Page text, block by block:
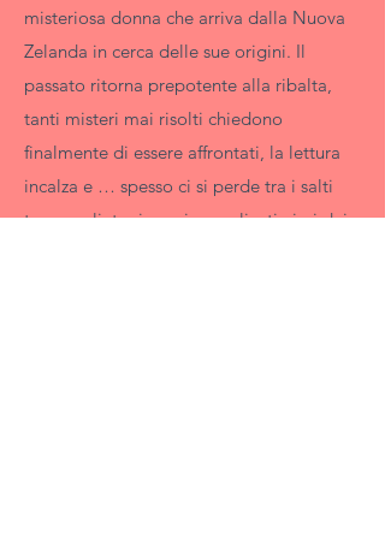
misteriosa donna che arriva dalla Nuova
Zelanda in cerca delle sue origini. Il
passato ritorna prepotente alla ribalta,
tanti misteri mai risolti chiedono
finalmente di essere affrontati, la lettura
incalza e … spesso ci si perde tra i salti
temporali, tra i nomi complicatissimi dei